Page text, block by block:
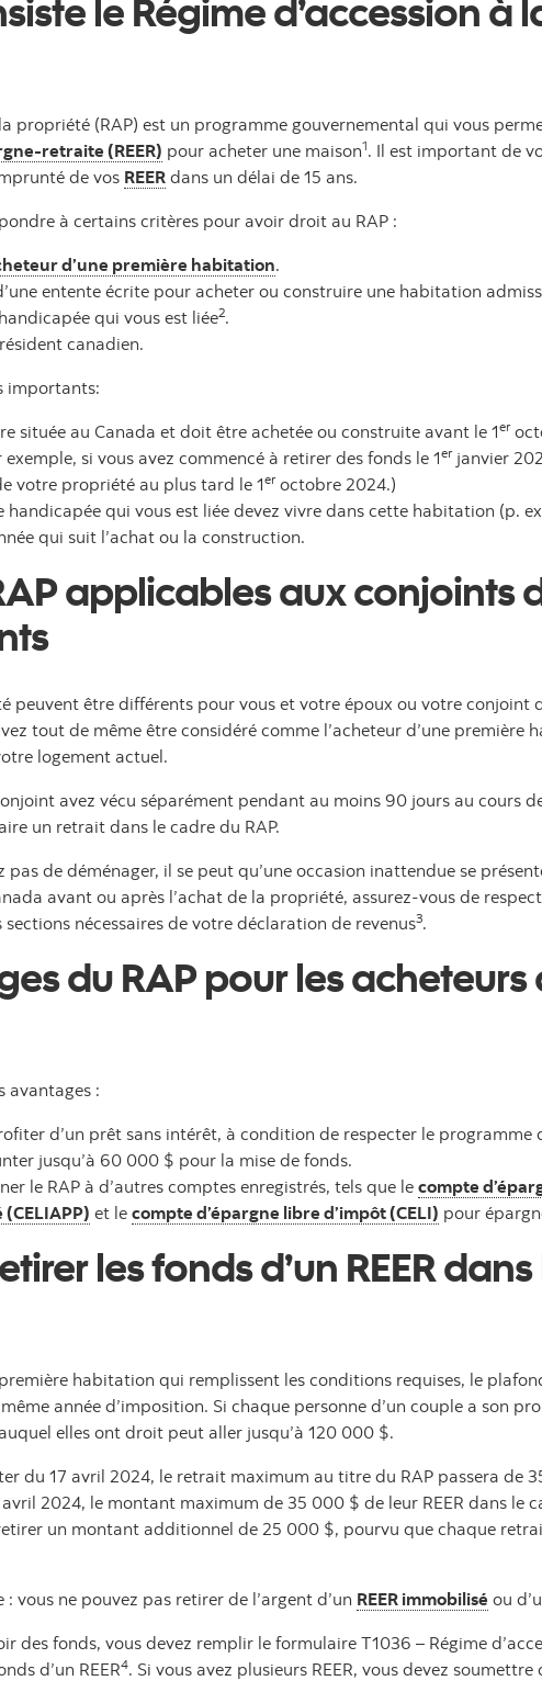
le Régime d’accession à
la propriété (RAP) est un programme gouvernemental qui vous
retraite (REER) pour acheter une maison1. Il est important de
de vos REER dans un délai de 15 ans.
à certains critères pour avoir droit au RAP :
d’une première habitation.
entente écrite pour acheter ou construire une habitation
qui vous est liée2.
canadien.
importants:
située au Canada et doit être achetée ou construite avant le 1er
si vous avez commencé à retirer des fonds le 1erjanvier
votre propriété au plus tard le 1eroctobre 2024.)
handicapée qui vous est liée devez vivre dans cette habitation (p.
qui suit l’achat ou la construction.
applicables aux conjoints
peuvent être différents pour vous et votre époux ou votre conjoint
tout de même être considéré comme l’acheteur d’une
logement actuel.
avez vécu séparément pendant au moins 90 jours au cours
un retrait dans le cadre du RAP.
pas de déménager, il se peut qu’une occasion inattendue se
avant ou après l’achat de la propriété, assurez-vous de
nécessaires de votre déclaration de revenus3.
du RAP pour les acheteurs
avantages :
d’un prêt sans intérêt, à condition de respecter le programme
jusqu’à 60 000 $ pour la mise de fonds.
le RAP à d’autres comptes enregistrés, tels que le compte
et le compte d’épargne libre d’impôt (CELI) pour
les fonds d’un REER
première habitation qui remplissent les conditions requises, le
année d’imposition. Si chaque personne d’un couple a son
elles ont droit peut aller jusqu’à 120 000 $.
du 17 avril 2024, le retrait maximum au titre du RAP passera de
2024, le montant maximum de 35 000 $ de leur REER dans le
un montant additionnel de 25 000 $, pourvu que chaque
vous ne pouvez pas retirer de l’argent d’un REER immobilisé ou
des fonds, vous devez remplir le formulaire T1036 – Régime
d’un REER4. Si vous avez plusieurs REER, vous devez